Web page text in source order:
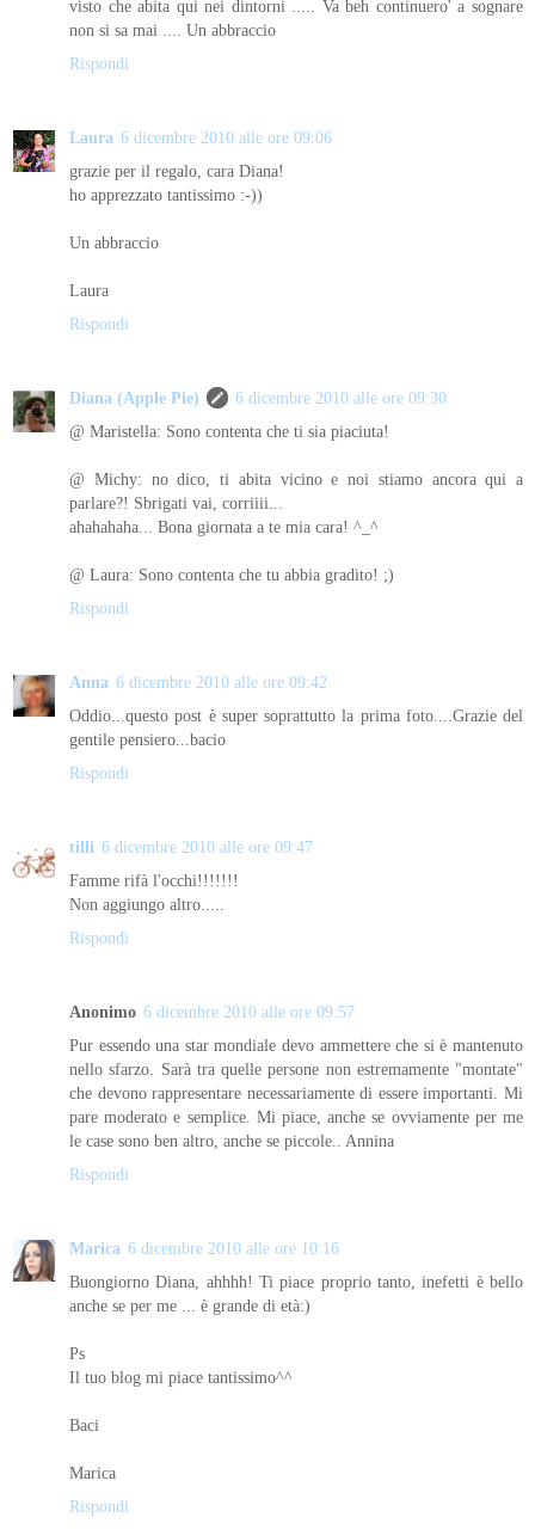
visto che abita qui nei dintorni ..... Va beh continuero' a sognare
non si sa mai .... Un abbraccio
Rispondi
Laura 6 dicembre 2010 alle ore 09:06
grazie per il regalo, cara Diana!
ho apprezzato tantissimo :-))
Un abbraccio
Laura
Rispondi
Diana (Apple Pie)
6 dicembre 2010 alle ore 09:30
@ Maristella: Sono contenta che ti sia piaciuta!
@ Michy: no dico, ti abita vicino e noi stiamo ancora qui a
parlare?! Sbrigati vai, corriiii...
ahahahaha... Bona giornata a te mia cara! ^_^
@ Laura: Sono contenta che tu abbia gradito! ;)
Rispondi
Anna 6 dicembre 2010 alle ore 09:42
Oddio...questo post è super soprattutto la prima foto....Grazie del
gentile pensiero...bacio
Rispondi
tilli 6 dicembre 2010 alle ore 09:47
Famme rifà l'occhi!!!!!!!
Non aggiungo altro.....
Rispondi
Anonimo 6 dicembre 2010 alle ore 09:57
Pur essendo una star mondiale devo ammettere che si è mantenuto
nello sfarzo. Sarà tra quelle persone non estremamente "montate"
che devono rappresentare necessariamente di essere importanti. Mi
pare moderato e semplice. Mi piace, anche se ovviamente per me
le case sono ben altro, anche se piccole.. Annina
Rispondi
Marica 6 dicembre 2010 alle ore 10:16
Buongiorno Diana, ahhhh! Ti piace proprio tanto, inefetti è bello
anche se per me ... è grande di età:)
Ps
Il tuo blog mi piace tantissimo^^
Baci
Marica
Rispondi